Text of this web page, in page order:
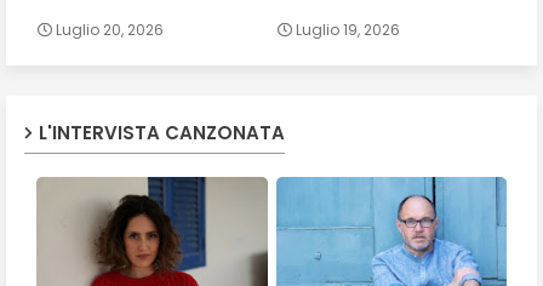
Luglio 20, 2026 Luglio 19, 2026
L'INTERVISTA CANZONATA